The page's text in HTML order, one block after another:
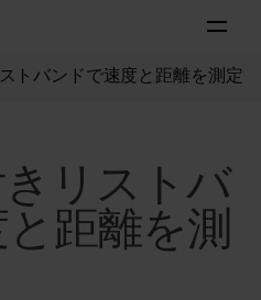
トバンドで速度と距離を測定
リストバ
距離を測